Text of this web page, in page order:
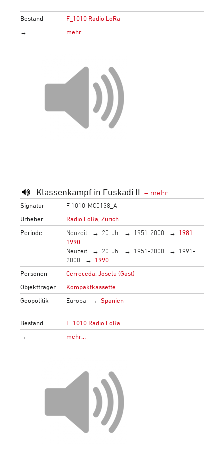
Bestand
F_1010 Radio LoRa
→
mehr…
Klassenkampf in Euskadi II
Signatur
F 1010-MC0138_A
Urheber
Radio LoRa, Zürich
Periode
Neuzeit 20. Jh. 1951-2000
1981-
1990
Neuzeit
20. Jh. 1951-2000
1991-
2000
1990
Personen
Cerreceda, Joselu (Gast)
Objektträger
Kompaktkassette
Geopolitik
Europa Spanien
Bestand
F_1010 Radio LoRa
→
mehr…